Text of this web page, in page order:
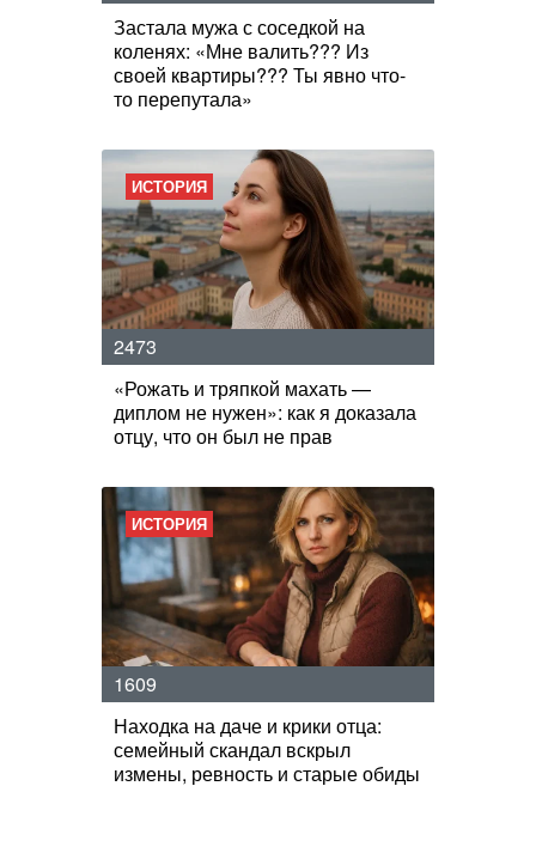
Застала мужа с соседкой на
коленях: «Мне валить??? Из
своей квартиры??? Ты явно что-
то перепутала»
ИСТОРИЯ
2473
«Рожать и тряпкой махать —
диплом не нужен»: как я доказала
отцу, что он был не прав
ИСТОРИЯ
1609
Находка на даче и крики отца:
семейный скандал вскрыл
измены, ревность и старые обиды